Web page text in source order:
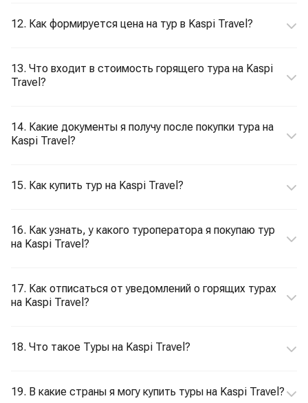
12. Как формируется цена на тур в Kaspi Travel?
13. Что входит в стоимость горящего тура на Kaspi
Travel?
14. Какие документы я получу после покупки тура на
Kaspi Travel?
15. Как купить тур на Kaspi Travel?
16. Как узнать, у какого туроператора я покупаю тур
на Kaspi Travel?
17. Как отписаться от уведомлений о горящих турах
на Kaspi Travel?
18. Что такое Туры на Kaspi Travel?
19. В какие страны я могу купить туры на Kaspi Travel?